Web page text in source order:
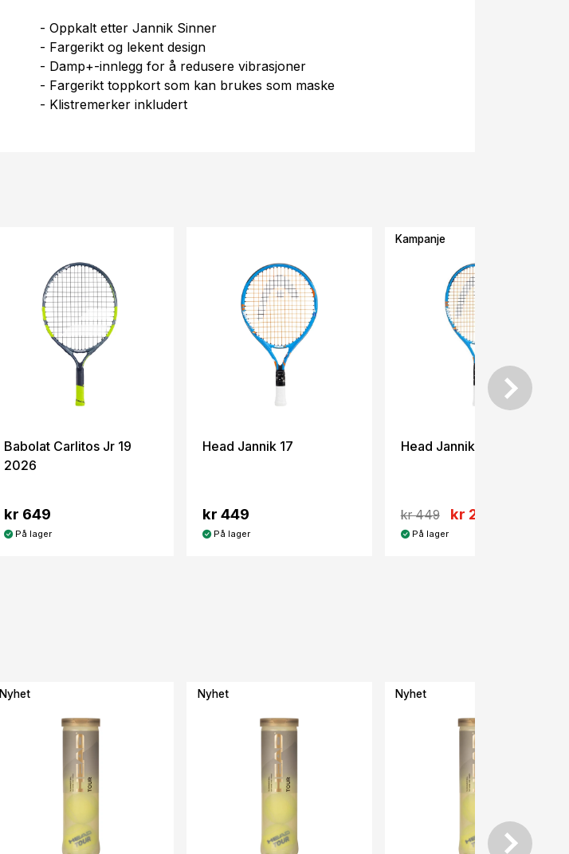
- Oppkalt etter Jannik Sinner
- Fargerikt og lekent design
- Damp+-innlegg for å redusere vibrasjoner
- Fargerikt toppkort som kan brukes som maske
- Klistremerker inkludert
Babolat Carlitos Jr 19
2026
kr 649
På lager
Head Jannik 17
kr 449
På lager
Kampanje
Head Jannik 21
kr 449 kr 279
På lager
Nyhet Nyhet Nyhet